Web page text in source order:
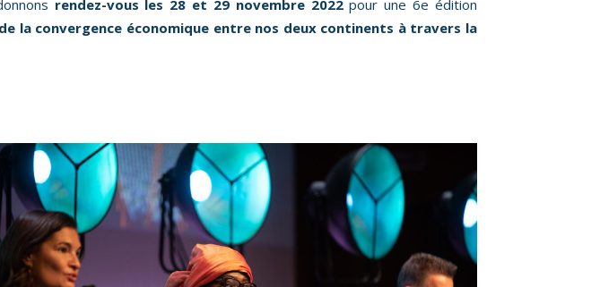
rendez-vous les 28 et 29 novembre 2022pour une 6e édition
la convergence économique entre nos deux continents à travers la